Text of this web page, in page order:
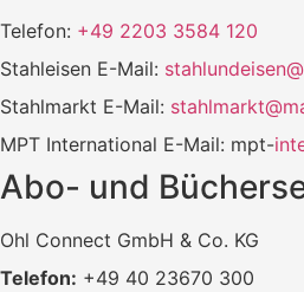
Telefon: +49 2203 3584 120
Stahleisen E-Mail:
Stahlmarkt E-Mail:
MPT International E-Mail: mpt-
Abo- und
Ohl Connect GmbH & Co. KG
Telefon: +49 40 23670 300